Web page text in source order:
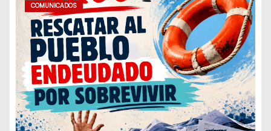
COMUNICADOS